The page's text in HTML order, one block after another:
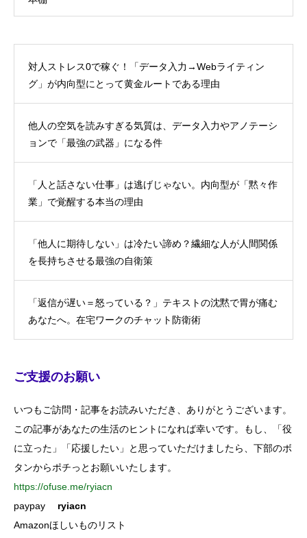
対人ストレス0で稼ぐ！「データ入力→Webライティン
グ」が内向型にとって黄金ルートである理由
他人の空気を読みすぎる気質は、データ入力やアノテーシ
ョンで「最強の武器」になる件
「人と話さない仕事」は逃げじゃない。内向型が「黙々作
業」で覚醒する本当の理由
「他人に期待しない」は冷たい諦め？繊細な人が人間関係
を長持ちさせる最強の自衛策
「返信が遅い＝怒っている？」テキストの沈黙で胃が痛む
あなたへ。在宅ワークのチャット防衛術
ご支援のお願い
いつもご訪問・記事をお読みいただき、ありがとうございます。
この記事があなたの生活のヒントになれば幸いです。もし、「役
に立った」「応援したい」と思っていただけましたら、下部のボ
タンからポチっとお願いいたします。
https://ofuse.me/ryiacn
paypay ryiacn
Amazonほしいものリスト